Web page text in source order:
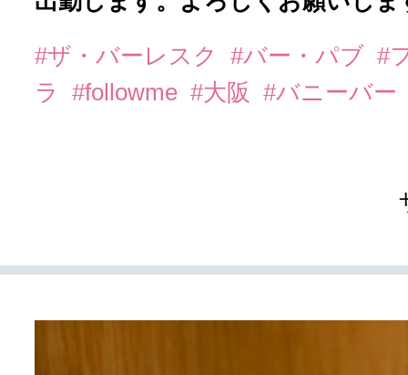
#ザ・バーレスク #バー・パブ #
ラ
#followme #大阪 #バニーバー